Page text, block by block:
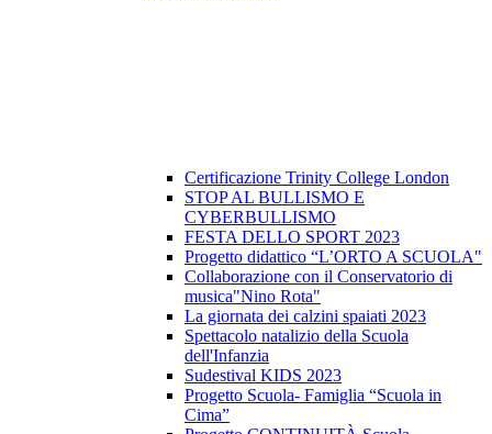
Certificazione Trinity College London
STOP AL BULLISMO E
CYBERBULLISMO
FESTA DELLO SPORT 2023
Progetto didattico “L’ORTO A SCUOLA"
Collaborazione con il Conservatorio di
musica"Nino Rota"
La giornata dei calzini spaiati 2023
Spettacolo natalizio della Scuola
dell'Infanzia
Sudestival KIDS 2023
Progetto Scuola- Famiglia “Scuola in
Cima”